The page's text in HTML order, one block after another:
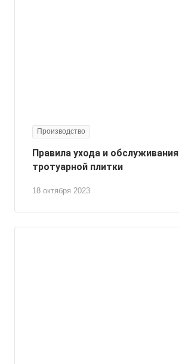
Производство
18 октября 2023
Правила ухода и обслуживания
тротуарной плитки